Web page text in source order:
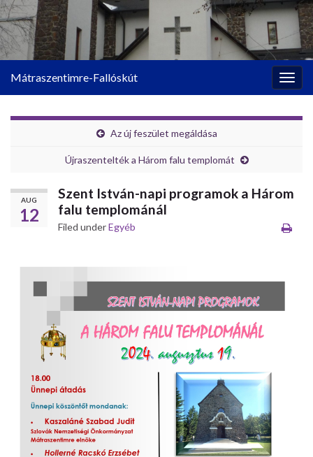
Mátraszentimre-Fallóskút
Az új feszület megáldása
Újraszentelték a Három falu templomát
AUG
12
Szent István-napi programok a Három
falu templománál
Filed underEgyéb